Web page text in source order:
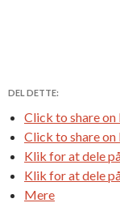
DEL DETTE:
Click to share
Click to share
Klik for at dele
Klik for at dele
Mere